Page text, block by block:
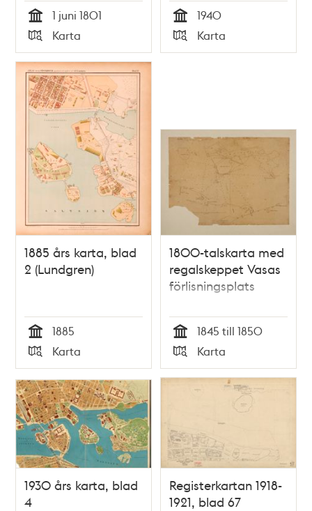
Tid
1 juni 1801
Typ
Karta Tid
1940
Typ
Karta
1885 års karta, blad
2 (Lundgren)
Tid
1885
Typ
Karta
1800-talskarta med
regalskeppet Vasas
förlisningsplats
Tid
1845 till 1850
Typ
Karta
1930 års karta, blad
4
Registerkartan 1918-
1921, blad 67